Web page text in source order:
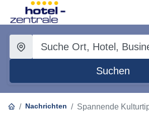
Suchen
Nachrichten Spannende